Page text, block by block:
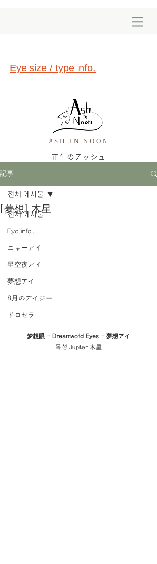
Eye size / type info.
ASH IN NOON
正午のアッシュ
記事
전체 게시물
Eye info.
ニャーアイ
星空夜アイ
夢想アイ
8月のデイジー
ドロセラ
전체 게시물
[夢想] 木星
梦想眼 - Dreamworld Eyes - 夢想アイ
목성 Jupiter 木星